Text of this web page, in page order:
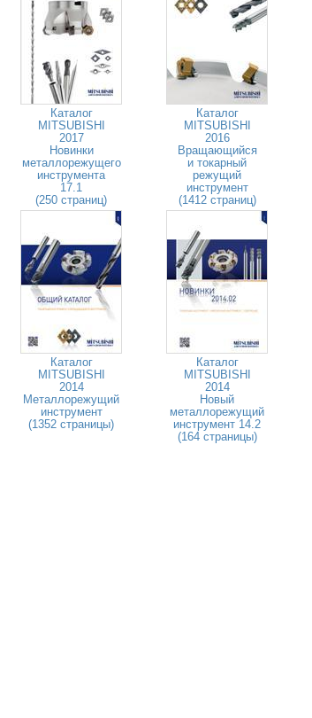
Каталог
MITSUBISHI
2017
Новинки
металлорежущего
инструмента
17.1
(250 страниц)
Каталог
MITSUBISHI
2016
Вращающийся
и токарный
режущий
инструмент
(1412 страниц)
Каталог
MITSUBISHI
2014
Металлорежущий
инструмент
(1352 страницы)
Каталог
MITSUBISHI
2014
Новый
металлорежущий
инструмент 14.2
(164 страницы)